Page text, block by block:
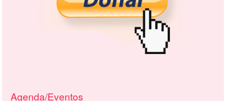
Agenda/Eventos